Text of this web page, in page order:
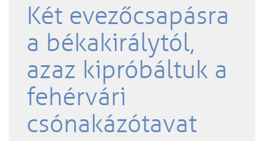
Két evezőcsapásra
a békakirálytól,
azaz kipróbáltuk a
fehérvári
csónakázótavat